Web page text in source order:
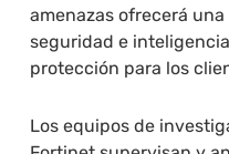
amenazas ofrecerá
seguridad e
protección para los
Los equipos de